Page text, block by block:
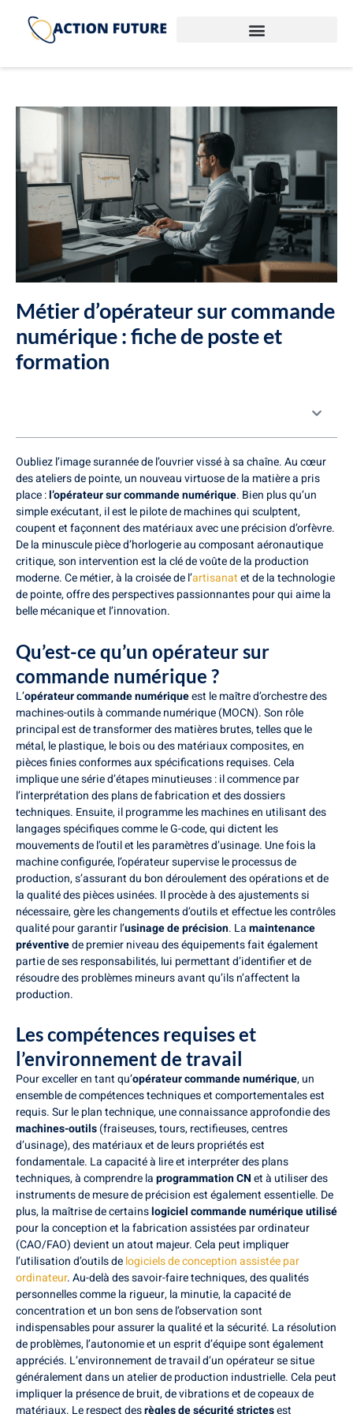
Métier d’opérateur sur commande
numérique : fiche de poste et
formation
Oubliez l’image surannée de l’ouvrier vissé à sa chaîne. Au cœur
des ateliers de pointe, un nouveau virtuose de la matière a pris
place :l’opérateur sur commande numérique. Bien plus qu’un
simple exécutant, il est le pilote de machines qui sculptent,
coupent et façonnent des matériaux avec une précision d’orfèvre.
De la minuscule pièce d’horlogerie au composant aéronautique
critique, son intervention est la clé de voûte de la production
moderne. Ce métier, à la croisée de l’artisanatet de la technologie
de pointe, offre des perspectives passionnantes pour qui aime la
belle mécanique et l’innovation.
Qu’est-ce qu’un opérateur sur
commande numérique ?
L’opérateur commande numériqueest le maître d’orchestre des
machines-outils à commande numérique (MOCN). Son rôle
principal est de transformer des matières brutes, telles que le
métal, le plastique, le bois ou des matériaux composites, en
pièces finies conformes aux spécifications requises. Cela
implique une série d’étapes minutieuses : il commence par
l’interprétation des plans de fabrication et des dossiers
techniques. Ensuite, il programme les machines en utilisant des
langages spécifiques comme le G-code, qui dictent les
mouvements de l’outil et les paramètres d’usinage. Une fois la
machine configurée, l’opérateur supervise le processus de
production, s’assurant du bon déroulement des opérations et de
la qualité des pièces usinées. Il procède à des ajustements si
nécessaire, gère les changements d’outils et effectue les contrôles
qualité pour garantir l’usinage de précision. Lamaintenance
préventivede premier niveau des équipements fait également
partie de ses responsabilités, lui permettant d’identifier et de
résoudre des problèmes mineurs avant qu’ils n’affectent la
production.
Les compétences requises et
l’environnement de travail
Pour exceller en tant qu’opérateur commande numérique, un
ensemble de compétences techniques et comportementales est
requis. Sur le plan technique, une connaissance approfondie des
machines-outils(fraiseuses, tours, rectifieuses, centres
d’usinage), des matériaux et de leurs propriétés est
fondamentale. La capacité à lire et interpréter des plans
techniques, à comprendre laprogrammation CNet à utiliser des
instruments de mesure de précision est également essentielle. De
plus, la maîtrise de certainslogiciel commande numérique utilisé
pour la conception et la fabrication assistées par ordinateur
(CAO/FAO) devient un atout majeur. Cela peut impliquer
l’utilisation d’outils delogiciels de conception assistée par
ordinateur. Au-delà des savoir-faire techniques, des qualités
personnelles comme la rigueur, la minutie, la capacité de
concentration et un bon sens de l’observation sont
indispensables pour assurer la qualité et la sécurité. La résolution
de problèmes, l’autonomie et un esprit d’équipe sont également
appréciés. L’environnement de travail d’un opérateur se situe
généralement dans un atelier de production industrielle. Cela peut
impliquer la présence de bruit, de vibrations et de copeaux de
matériaux. Le respect desrègles de sécurité strictesest